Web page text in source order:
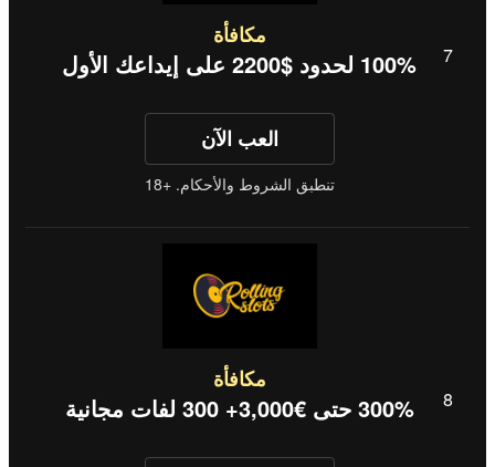
مكافأة
100% لحدود $2200 على إيداعك الأول
العب الآن
تنطبق الشروط والأحكام. +18
مكافأة
300% حتى €3,000+ 300 لفات مجانية